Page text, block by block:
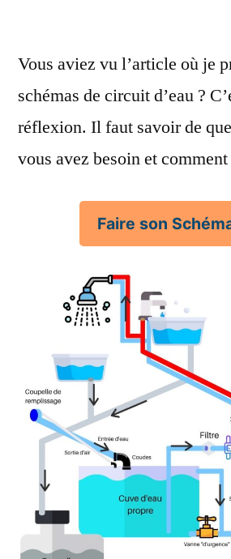
Vous aviez vu l’article où je
schémas de circuit d’eau ?
réflexion. Il faut savoir de
vous avez besoin et
Faire son